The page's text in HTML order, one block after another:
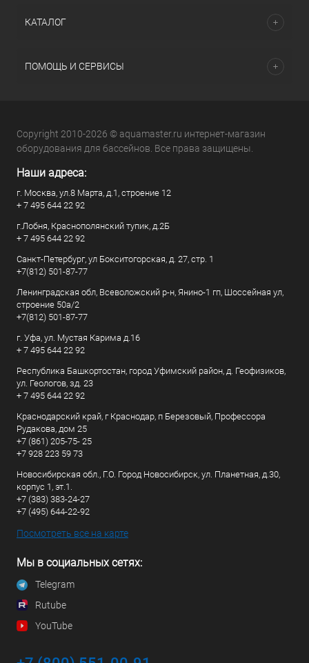
КАТАЛОГ
ПОМОЩЬ И СЕРВИСЫ
Copyright 2010-2026 © aquamaster.ru интернет-магазин
оборудования для бассейнов. Все права защищены.
Наши адреса:
г. Москва, ул.8 Марта, д.1, строение 12
+ 7 495 644 22 92
г.Лобня, Краснополянский тупик, д.2Б
+ 7 495 644 22 92
Санкт-Петербург, ул Бокситогорская, д. 27, стр. 1
+7(812) 501-87-77
Ленинградская обл, Всеволожский р-н, Янино-1 гп, Шоссейная ул,
строение 50а/2
+7(812) 501-87-77
г. Уфа, ул. Мустая Карима д.16
+ 7 495 644 22 92
Республика Башкортостан, город Уфимский район, д. Геофизиков,
ул. Геологов, зд. 23
+ 7 495 644 22 92
Краснодарский край, г Краснодар, п Березовый, Профессора
Рудакова, дом 25
+7 (861) 205-75- 25
+7 928 223 59 73
Новосибирская обл., Г.О. Город Новосибирск, ул. Планетная, д.30,
корпус 1, эт.1.
+7 (383) 383-24-27
+7 (495) 644-22-92
Посмотреть все на карте
Мы в социальных сетях:
Telegram
Rutube
YouTube